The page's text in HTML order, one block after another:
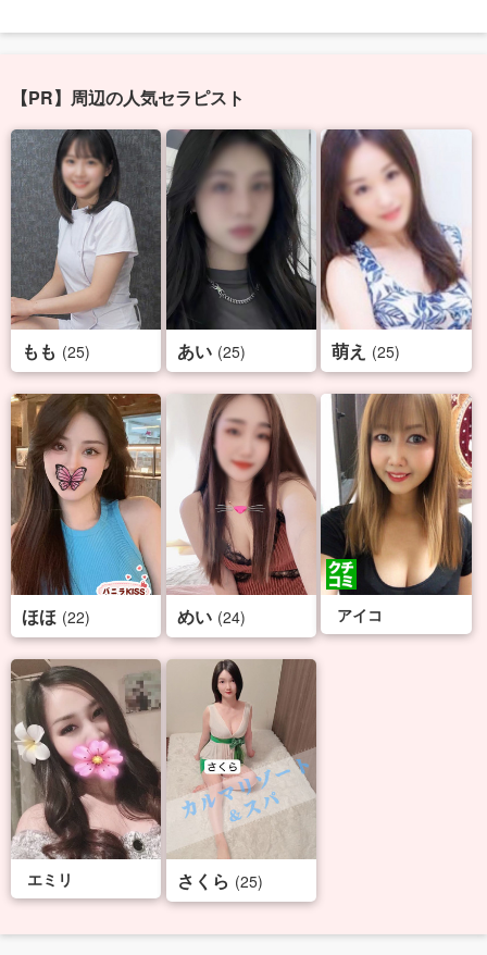
【PR】周辺の人気セラピスト
もも (25) あい (25) 萌え (25)
ほほ (22) めい (24) アイコ
エミリ さくら (25)